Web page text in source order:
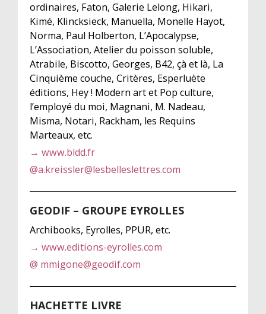
ordinaires, Faton, Galerie Lelong, Hikari,
Kimé, Klincksieck, Manuella, Monelle Hayot,
Norma, Paul Holberton, L’Apocalypse,
L’Association, Atelier du poisson soluble,
Atrabile, Biscotto, Georges, B42, çà et là, La
Cinquième couche, Critères, Esperluète
éditions, Hey ! Modern art et Pop culture,
l’employé du moi, Magnani, M. Nadeau,
Misma, Notari, Rackham, les Requins
Marteaux, etc.
→ www.bldd.fr
@a.kreissler@lesbelleslettres.com
GEODIF – GROUPE EYROLLES
Archibooks, Eyrolles, PPUR, etc.
→ www.editions-eyrolles.com
@ mmigone@geodif.com
HACHETTE LIVRE